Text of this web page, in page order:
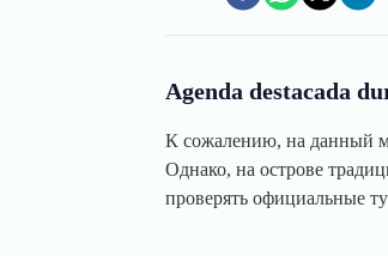
Agenda destacada
К сожалению, на данный
Однако, на острове
проверять официальные